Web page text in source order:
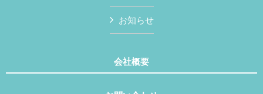
お知らせ
会社概要